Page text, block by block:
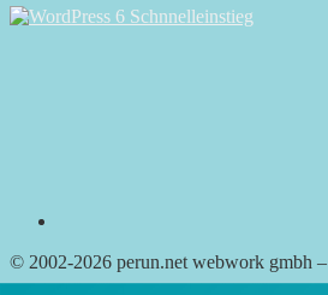
© 2002-2026 perun.net webwork gmbh –